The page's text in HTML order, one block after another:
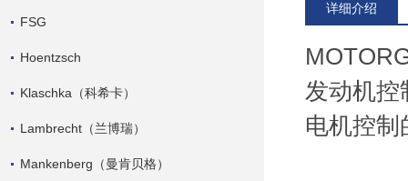
FSG
Hoentzsch
Klaschka（科希卡）
Lambrecht（兰博瑞）
Mankenberg（曼肯贝格）
详细介绍
发动机控
电机控制